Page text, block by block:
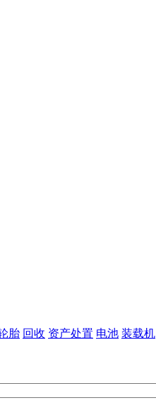
胎 回收 资产处置 电池 装载机